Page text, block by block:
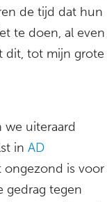
de tijd dat hun
te doen, al even
dit, tot mijn grote
we uiteraard
in AD
ongezond is voor
gedrag tegen